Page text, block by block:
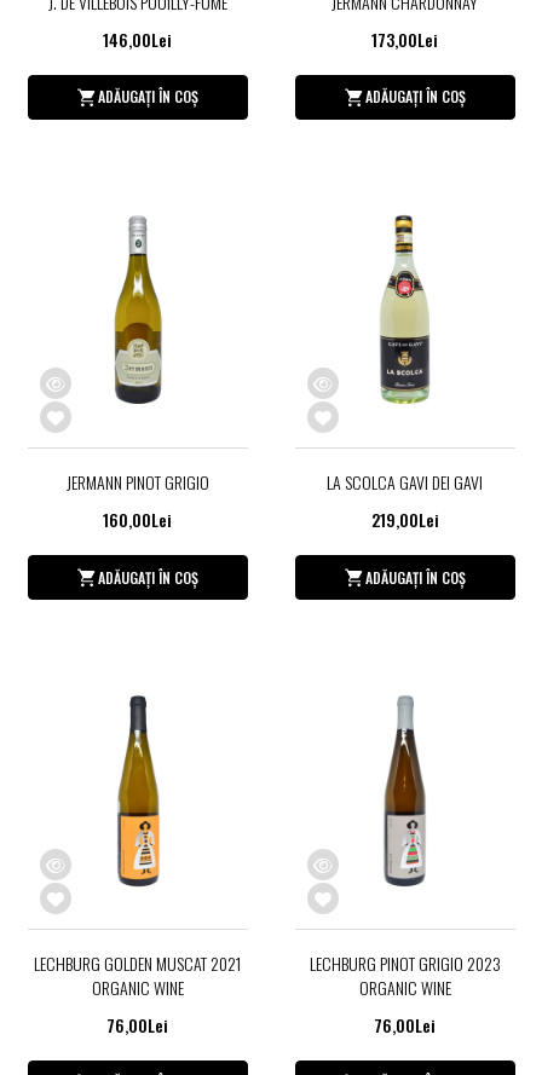
146,00Lei
ADĂUGAȚI ÎN COȘ
173,00Lei
ADĂUGAȚI ÎN COȘ
JERMANN PINOT GRIGIO
160,00Lei
ADĂUGAȚI ÎN COȘ
LA SCOLCA GAVI DEI GAVI
219,00Lei
ADĂUGAȚI ÎN COȘ
LECHBURG GOLDEN MUSCAT 2021
ORGANIC WINE
76,00Lei
LECHBURG PINOT GRIGIO 2023
ORGANIC WINE
76,00Lei